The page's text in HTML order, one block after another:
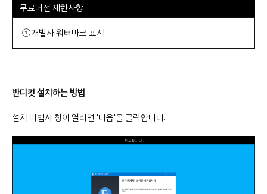
무료버전 제한사항
①개발사 워터마크 표시
반디컷 설치하는 방법
설치 마법사 창이 열리면 '다음'을 클릭합니다.